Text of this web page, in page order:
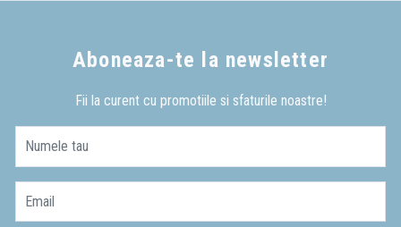
Aboneaza-te la newsletter
Fii la curent cu promotiile si sfaturile noastre!
Numele tau
Email